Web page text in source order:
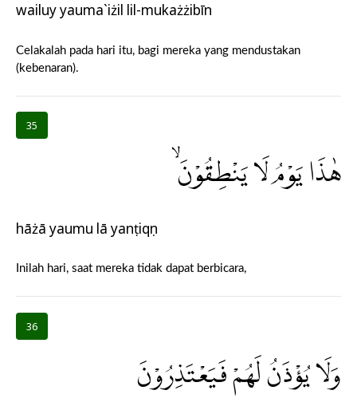
wailuy yauma`iżil lil-mukażżibīn
Celakalah pada hari itu, bagi mereka yang mendustakan
(kebenaran).
35
هٰذَا يَوْمُ لَا يَنْطِقُوْنَۙ
hāżā yaumu lā yanṭiqụn
Inilah hari, saat mereka tidak dapat berbicara,
36
وَلَا يُؤْذَنُ لَهُمْ فَيَعْتَذِرُوْنَ